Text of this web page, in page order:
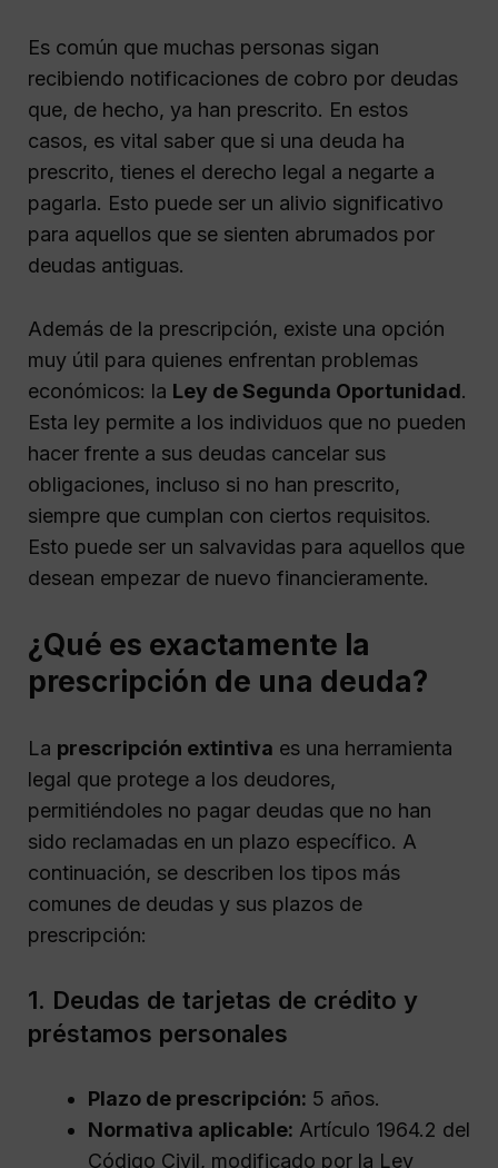
Es común que muchas personas sigan
recibiendo notificaciones de cobro por deudas
que, de hecho, ya han prescrito. En estos
casos, es vital saber que si una deuda ha
prescrito, tienes el derecho legal a negarte a
pagarla. Esto puede ser un alivio significativo
para aquellos que se sienten abrumados por
deudas antiguas.
Además de la prescripción, existe una opción
muy útil para quienes enfrentan problemas
económicos: la Ley de Segunda Oportunidad.
Esta ley permite a los individuos que no pueden
hacer frente a sus deudas cancelar sus
obligaciones, incluso si no han prescrito,
siempre que cumplan con ciertos requisitos.
Esto puede ser un salvavidas para aquellos que
desean empezar de nuevo financieramente.
¿Qué es exactamente la
prescripción de una deuda?
La prescripción extintiva es una herramienta
legal que protege a los deudores,
permitiéndoles no pagar deudas que no han
sido reclamadas en un plazo específico. A
continuación, se describen los tipos más
comunes de deudas y sus plazos de
prescripción:
1. Deudas de tarjetas de crédito y
préstamos personales
Plazo de prescripción: 5 años.
Normativa aplicable: Artículo 1964.2 del
Código Civil, modificado por la Ley